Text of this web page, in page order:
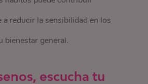
reducir la sensibilidad en los
bienestar general.
escucha tu